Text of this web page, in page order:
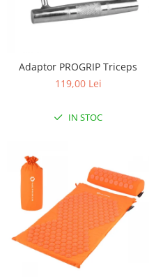
Scaun masa copii
Biciclete copii cu roti 10 inch (2-4
ani)
Biciclete copii cu roti 16 inch (4-9
ani)
Biciclete copii cu roti 20 inch
Biciclete cu roti 24 inch
Biciclete cu roti 26 inch
Biciclete cu roti 27 inch
Adaptor PROGRIP Triceps
119,00 Lei
IN STOC